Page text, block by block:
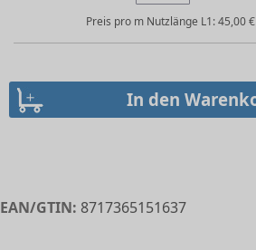
Preis pro m Nutzlänge L1: 45,00 €
EAN/GTIN: 8717365151637